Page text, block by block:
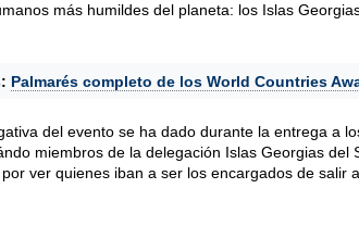
más humildes del planeta: los Islas
Palmarés completo de los World Countries
del evento se ha dado durante la entrega a
miembros de la delegación Islas Georgias del
ver quienes iban a ser los encargados de salir